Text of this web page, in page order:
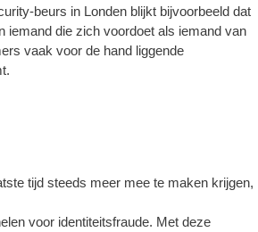
beurs in Londen blijkt bijvoorbeeld dat
iemand die zich voordoet als iemand van
vaak voor de hand liggende
tijd steeds meer mee te maken krijgen,
voor identiteitsfraude. Met deze